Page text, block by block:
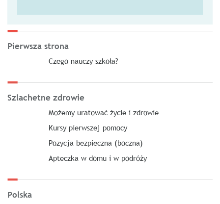
Pierwsza strona
Czego nauczy szkoła?
Szlachetne zdrowie
Możemy uratować życie i zdrowie
Kursy pierwszej pomocy
Pozycja bezpieczna (boczna)
Apteczka w domu i w podróży
Polska